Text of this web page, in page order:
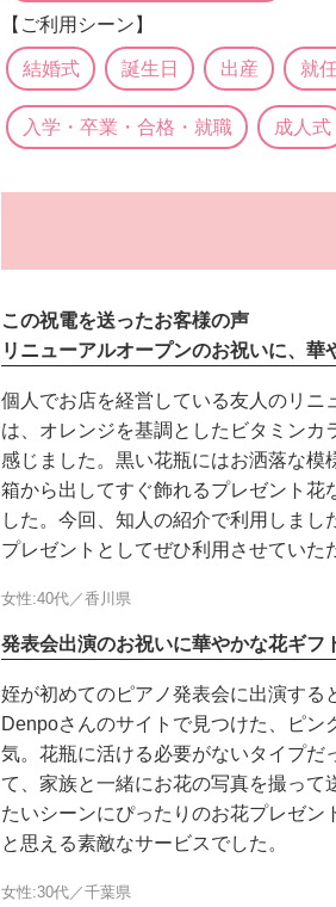
【ご利用シーン】
結婚式 誕生日 出産 就
入学・卒業・合格・就職 成人式
この祝電を送ったお客様の声
リニューアルオープンのお祝いに、華
個人でお店を経営している友人のリ
は、オレンジを基調としたビタミン
感じました。黒い花瓶にはお洒落な模
箱から出してすぐ飾れるプレゼント花
した。今回、知人の紹介で利用しま
プレゼントとしてぜひ利用させていた
女性:40代／香川県
発表会出演のお祝いに華やかな花ギフ
姪が初めてのピアノ発表会に出演す
Denpoさんのサイトで見つけた、ピ
気。花瓶に活ける必要がないタイプ
て、家族と一緒にお花の写真を撮って
たいシーンにぴったりのお花プレゼ
と思える素敵なサービスでした。
女性:30代／千葉県